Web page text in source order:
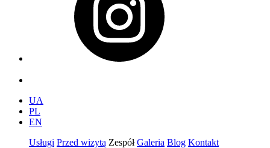
UA
PL
EN
Usługi Przed wizytą Zespół Galeria Blog Kontakt